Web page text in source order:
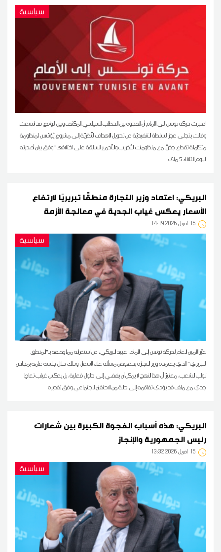
سياسية
اعتبرت حركة تونس إلى الأمام أن الفجوة بين الخطاب السياسي المكثف وبين الواقع قد اتسعت،
وقالت يتجلى عجز السلطة التنفيذيّة عن تحويل الأهداف النّظريّة إلى مشروع يُؤسّس لمنظومة
متكاملة تقطع جذريًّا مع منظومات التّخريب والتّدمير السابقة على اختلافها" وفق بيان أصدرته
اليوم الثلاثاء 5 ماي
البريكي: اعتماد وزير التجارة منطقًا تبريريًا لارتفاع
الأسعار يعكس غياب الجدية في معالجة الأزمة
15 14:19 2026 أفريل
سياسية
عبّر الأمين العام لحركة تونس إلى الأمام، عبيد البريكي، عن استغرابه مما وصفه بـ"المنطق
التبريري" الذي يعتمده وزير التجارة بخصوص مسألة غلاء الأسعار، وذلك خلال جلسة عامة بمجلس
نواب الشعب، معتبرًا أن هذا النهج لا يمكن أن يفضي إلى حلول فعلية، بل يعكس غياب تعاطٍ
جدي مع ملف قد يؤدي تفاقمه إلى حالة من الاحتقان الاجتماعي وفق تقديره
البريكي: هذه أسباب الفجوة الكبيرة بين شعارات
رئيس الجمهورية والإنجاز
15 13:32 2026 أفريل
سياسية